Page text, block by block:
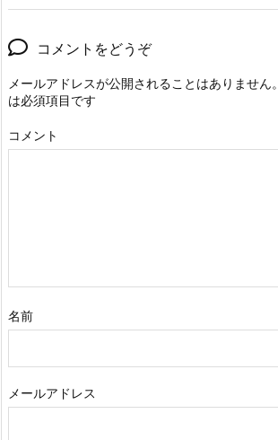
コメントをどうぞ
メールアドレスが公開されることはありません。
は必須項目です
コメント
名前
メールアドレス